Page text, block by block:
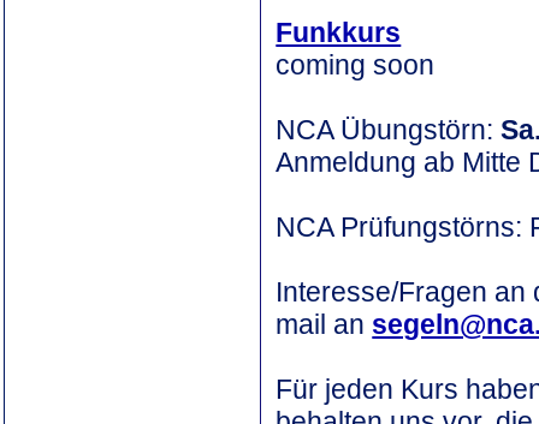
Funkkurs
coming soon
NCA Übungstörn:
Anmeldung ab Mitte
NCA Prüfungstörns:
Interesse/Fragen an
mail an
Für jeden Kurs